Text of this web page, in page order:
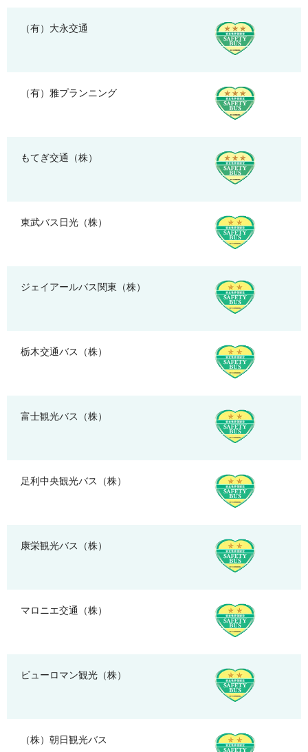
（有）大永交通
（有）雅プランニング
もてぎ交通（株）
東武バス日光（株）
ジェイアールバス関東（株）
栃木交通バス（株）
富士観光バス（株）
足利中央観光バス（株）
康栄観光バス（株）
マロニエ交通（株）
ビューロマン観光（株）
（株）朝日観光バス